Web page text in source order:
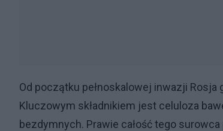
Od początku pełnoskalowej inwazji
Kluczowym składnikiem jest celuloza
bezdymnych. Prawie całość tego